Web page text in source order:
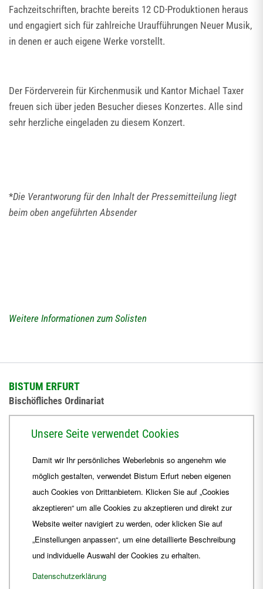
Fachzeitschriften, brachte bereits 12 CD-Produktionen heraus
und engagiert sich für zahlreiche Uraufführungen Neuer Musik,
in denen er auch eigene Werke vorstellt.
Der Förderverein für Kirchenmusik und Kantor Michael Taxer
freuen sich über jeden Besucher dieses Konzertes. Alle sind
sehr herzliche eingeladen zu diesem Konzert.
*Die Verantworung für den Inhalt der Pressemitteilung liegt
beim oben angeführten Absender
Weitere Informationen zum Solisten
BISTUM ERFURT
Bischöfliches Ordinariat
+49 361 6572-444
ordinariat Bistum-Erfurt.de
Unsere Seite verwendet Cookies
Damit wir Ihr persönliches Weberlebnis so angenehm wie
möglich gestalten, verwendet Bistum Erfurt neben eigenen
auch Cookies von Drittanbietern. Klicken Sie auf „Cookies
akzeptieren“ um alle Cookies zu akzeptieren und direkt zur
Website weiter navigiert zu werden, oder klicken Sie auf
„Einstellungen anpassen“, um eine detaillierte Beschreibung
und individuelle Auswahl der Cookies zu erhalten.
Datenschutzerklärung